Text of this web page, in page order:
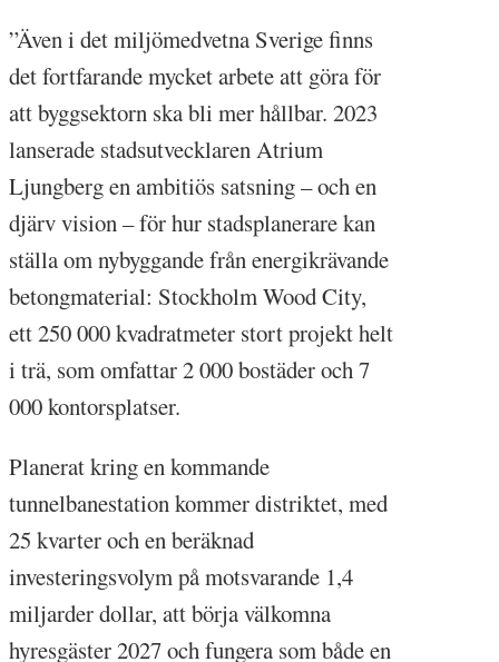
”Även i det miljömedvetna Sverige finns
det fortfarande mycket arbete att göra för
att byggsektorn ska bli mer hållbar. 2023
lanserade stadsutvecklaren Atrium
Ljungberg en ambitiös satsning – och en
djärv vision – för hur stadsplanerare kan
ställa om nybyggande från energikrävande
betongmaterial: Stockholm Wood City,
ett 250 000 kvadratmeter stort projekt helt
i trä, som omfattar 2 000 bostäder och 7
000 kontorsplatser.
Planerat kring en kommande
tunnelbanestation kommer distriktet, med
25 kvarter och en beräknad
investeringsvolym på motsvarande 1,4
miljarder dollar, att börja välkomna
hyresgäster 2027 och fungera som både en